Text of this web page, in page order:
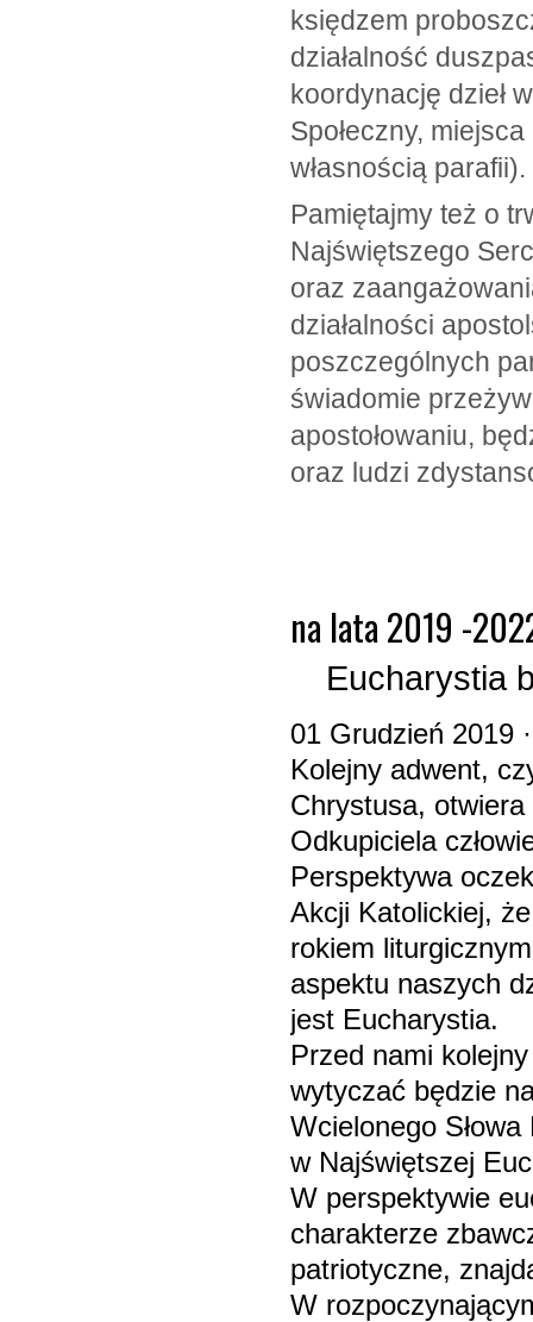
księdzem
działalność
koordynację dzieł
Społeczny,
własnością parafii).
Pamiętajmy też o
Najświętszego
oraz
działalności
poszczególnych
świadomie
apostołowaniu,
oraz ludzi
na lata 2019 -
Eucharystia
01 Grudzień 2019 ·
Kolejny adwent,
Chrystusa,
Odkupiciela
Perspektywa
Akcji Katolickiej,
rokiem
aspektu naszych
jest Eucharystia.
Przed nami
wytyczać będzie
Wcielonego
w Najświętszej
W perspektywie
charakterze
patriotyczne,
W